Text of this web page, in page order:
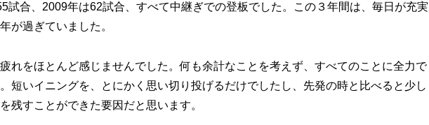
合、2009年は62試合、すべて中継ぎでの登板でした。この３年間は、毎日が充実
が過ぎていました。
れをほとんど感じませんでした。何も余計なことを考えず、すべてのことに全力で
短いイニングを、とにかく思い切り投げるだけでしたし、先発の時と比べると少し
残すことができた要因だと思います。